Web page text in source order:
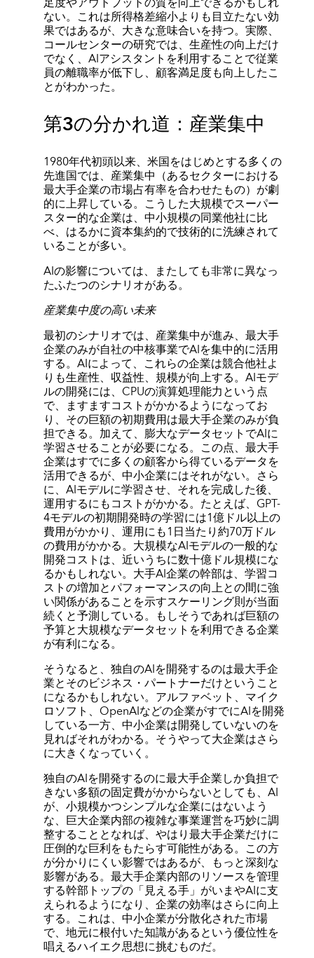
ない。これは所得格差縮小よりも目立たない効
果ではあるが、大きな意味合いを持つ。実際、
コールセンターの研究では、生産性の向上だけ
でなく、AIアシスタントを利用することで従業
員の離職率が低下し、顧客満足度も向上したこ
とがわかった。
第3の分かれ道：産業集中
1980年代初頭以来、米国をはじめとする多くの
先進国では、産業集中（あるセクターにおける
最大手企業の市場占有率を合わせたもの）が劇
的に上昇している。こうした大規模でスーパー
スター的な企業は、中小規模の同業他社に比
べ、はるかに資本集約的で技術的に洗練されて
いることが多い。
AIの影響については、またしても非常に異なっ
たふたつのシナリオがある。
産業集中度の高い未来
最初のシナリオでは、産業集中が進み、最大手
企業のみが自社の中核事業でAIを集中的に活用
する。AIによって、これらの企業は競合他社よ
りも生産性、収益性、規模が向上する。AIモデ
ルの開発には、CPUの演算処理能力という点
で、ますますコストがかかるようになってお
り、その巨額の初期費用は最大手企業のみが負
担できる。加えて、膨大なデータセットでAIに
学習させることが必要になる。この点、最大手
企業はすでに多くの顧客から得ているデータを
活用できるが、中小企業にはそれがない。さら
に、AIモデルに学習させ、それを完成した後、
運用するにもコストがかかる。たとえば、GPT-
4モデルの初期開発時の学習には1億ドル以上の
費用がかかり、運用にも1日当たり約70万ドル
の費用がかかる。大規模なAIモデルの一般的な
開発コストは、近いうちに数十億ドル規模にな
るかもしれない。大手AI企業の幹部は、学習コ
ストの増加とパフォーマンスの向上との間に強
い関係があることを示すスケーリング則が当面
続くと予測している。もしそうであれば巨額の
予算と大規模なデータセットを利用できる企業
が有利になる。
そうなると、独自のAIを開発するのは最大手企
業とそのビジネス・パートナーだけということ
になるかもしれない。アルファベット、マイク
ロソフト、OpenAIなどの企業がすでにAIを開発
している一方、中小企業は開発していないのを
見ればそれがわかる。そうやって大企業はさら
に大きくなっていく。
独自のAIを開発するのに最大手企業しか負担で
きない多額の固定費がかからないとしても、AI
が、小規模かつシンプルな企業にはないよう
な、巨大企業内部の複雑な事業運営を巧妙に調
整することとなれば、やはり最大手企業だけに
圧倒的な巨利をもたらす可能性がある。この方
が分かりにくい影響ではあるが、もっと深刻な
影響がある。最大手企業内部のリソースを管理
する幹部トップの「見える手」がいまやAIに支
えられるようになり、企業の効率はさらに向上
する。これは、中小企業が分散化された市場
で、地元に根付いた知識があるという優位性を
唱えるハイエク思想に挑むものだ。